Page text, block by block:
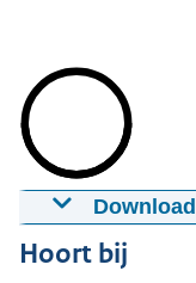
Het risico
jeugdzorg
Hoort bij